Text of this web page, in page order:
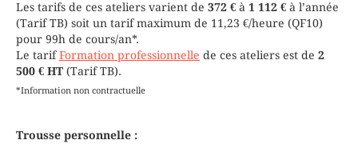
Les tarifs de ces ateliers varient de 372 € à 1 112 € à l’année
(Tarif TB) soit un tarif maximum de 11,23 €/heure (QF10)
pour 99h de cours/an*.
Le tarifFormation professionnelle de ces ateliers est de 2
500 € HT (Tarif TB).
*Information non contractuelle
Trousse personnelle :